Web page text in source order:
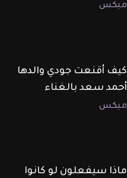
ميكس
كيف أقنعت جودي والدها
أحمد سعد بالغناء
ميكس
ماذا سيفعلون لو كانوا